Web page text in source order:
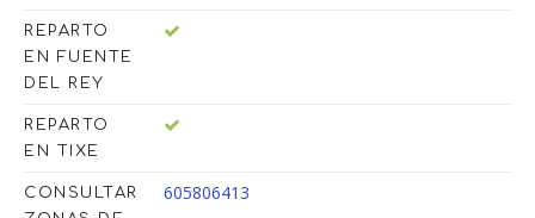
REPARTO
EN FUENTE
DEL REY
REPARTO
EN TIXE
CONSULTAR
605806413